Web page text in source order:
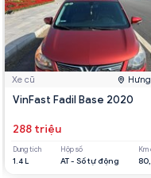
Xe cũ
VinFast Fadil Base 2020
288 triệu
Dung tích
1.4 L
Hộp số
AT - Số tự động
Km